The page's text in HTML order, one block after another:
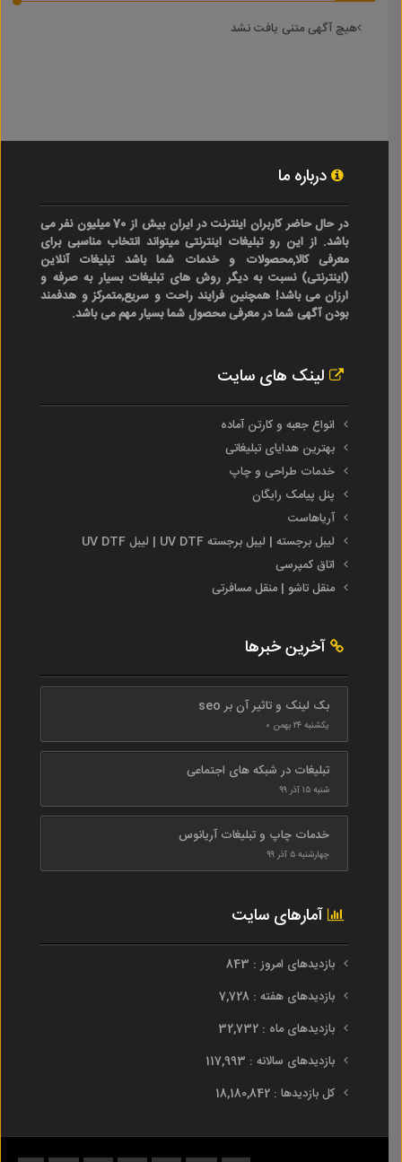
هیچ آگهی متنی یافت نشد
درباره ما
در حال حاضر کاربران اینترنت در ایران بیش از 70 میلیون نفر می
باشد. از این رو تبلیغات اینترنتی میتواند انتخاب مناسبی برای
معرفی کالا,محصولات و خدمات شما باشد تبلیغات آنلاین
(اینترنتی) نسبت به دیگر روش های تبلیغات بسیار به صرفه و
ارزان می باشد! همچنین فرایند راحت و سریع,متمرکز و هدفمند
بودن آگهی شما در معرفی محصول شما بسیار مهم می باشد.
لینک های سایت
انواع جعبه و کارتن آماده
بهترین هدایای تبلیغاتی
خدمات طراحی و چاپ
پنل پیامک رایگان
آریاهاست
لیبل برجسته | لیبل برجسته UV DTF | لیبل UV DTF
اتاق کمپرسی
منقل تاشو | منقل مسافرتی
آخرین خبرها
بک لینک و تاثیر آن بر seo
یکشنبه ۲۴ بهمن ۰
تبلیغات در شبکه های اجتماعی
شنبه ۱۵ آذر ۹۹
خدمات چاپ و تبلیغات آریانوس
چهارشنبه ۵ آذر ۹۹
آمارهای سایت
بازدیدهای امروز : 843
بازدیدهای هفته : 7,728
بازدیدهای ماه : 32,732
بازدیدهای سالانه : 117,993
کل بازدیدها : 18,180,842